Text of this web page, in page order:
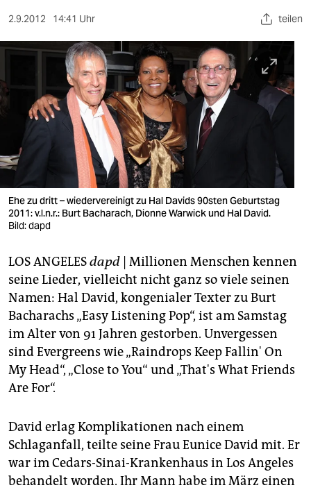
sport
berlin
wahrheit
verlag
verlag
veranstaltungen
shop
fragen & hilfe
unterstützen
abo
genossenschaft
epaper login
2.9.2012 14:41 Uhr teilen
Ehe zu dritt – wiedervereinigt zu Hal Davids 90sten Geburtstag
2011: v.l.n.r.: Burt Bacharach, Dionne Warwick und Hal David.
Bild: dapd
LOS ANGELESdapd | Millionen Menschen kennen
seine Lieder, vielleicht nicht ganz so viele seinen
Namen: Hal David, kongenialer Texter zu Burt
Bacharachs „Easy Listening Pop“, ist am Samstag
im Alter von 91 Jahren gestorben. Unvergessen
sind Evergreens wie „Raindrops Keep Fallin' On
My Head“, „Close to You“ und „That's What Friends
Are For“.
David erlag Komplikationen nach einem
Schlaganfall, teilte seine Frau Eunice David mit. Er
war im Cedars-Sinai-Krankenhaus in Los Angeles
behandelt worden. Ihr Mann habe im März einen